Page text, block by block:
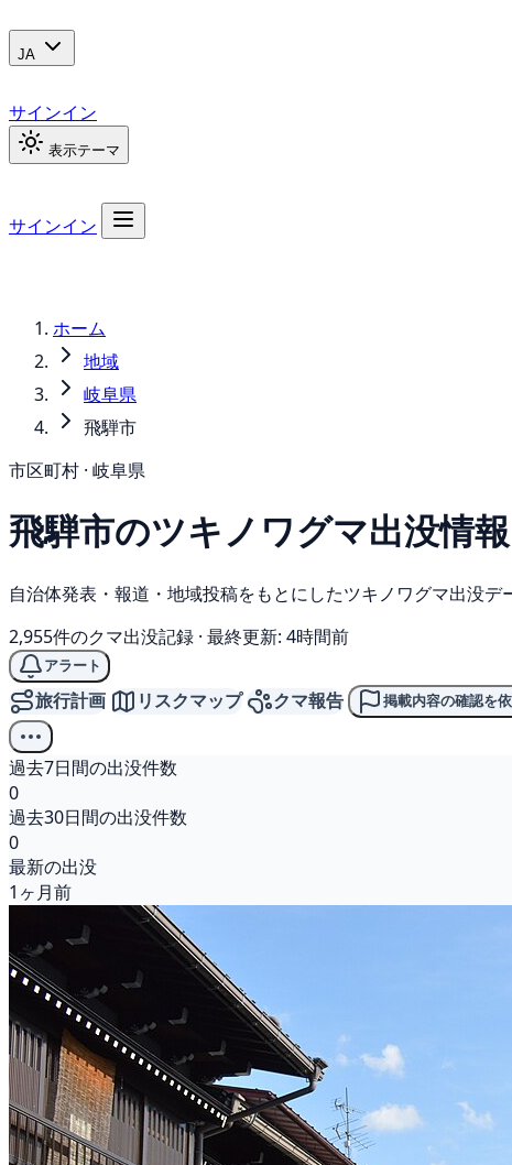
JA
サインイン
表示テーマ
サインイン
ホーム
地域
岐阜県
飛騨市
市区町村 · 岐阜県
飛騨市のツキノワグマ出没情報
自治体発表・報道・地域投稿をもとにしたツキノワグマ出没デ
2,955件のクマ出没記録 · 最終更新: 4時間前
アラート
旅行計画 リスクマップ クマ報告 掲載内容の確認を
過去7日間の出没件数
0
過去30日間の出没件数
0
最新の出没
1ヶ月前